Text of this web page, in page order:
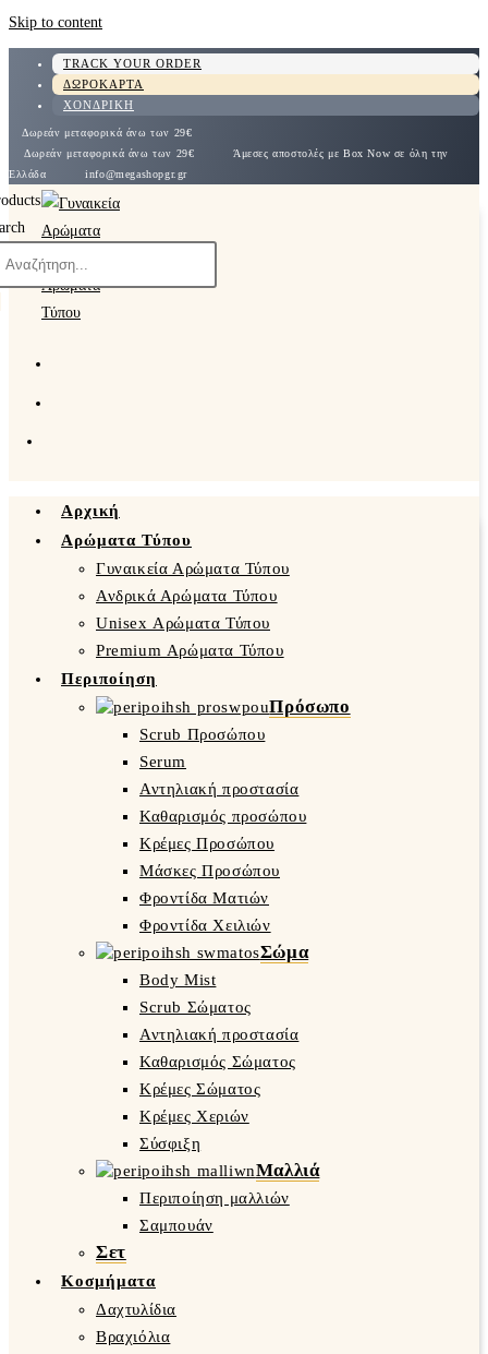
Skip to content
TRACK YOUR ORDER
ΔΩΡΟΚΑΡΤΑ
ΧΟΝΔΡΙΚΗ
Δωρεάν μεταφορικά άνω των 29€
Δωρεάν μεταφορικά άνω των 29€
Άμεσες αποστολές με Box Now σε όλη την
Ελλάδα
info@megashopgr.gr
Αρχική
Αρώματα Τύπου
Γυναικεία Αρώματα Τύπου
Ανδρικά Αρώματα Τύπου
Unisex Αρώματα Τύπου
Premium Αρώματα Τύπου
Περιποίηση
Πρόσωπο
Scrub Προσώπου
Serum
Αντηλιακή προστασία
Καθαρισμός προσώπου
Κρέμες Προσώπου
Μάσκες Προσώπου
Φροντίδα Ματιών
Φροντίδα Χειλιών
Σώμα
Body Mist
Scrub Σώματος
Αντηλιακή προστασία
Καθαρισμός Σώματος
Κρέμες Σώματος
Κρέμες Χεριών
Σύσφιξη
Μαλλιά
Περιποίηση μαλλιών
Σαμπουάν
Σετ
Κοσμήματα
Δαχτυλίδια
Βραχιόλια